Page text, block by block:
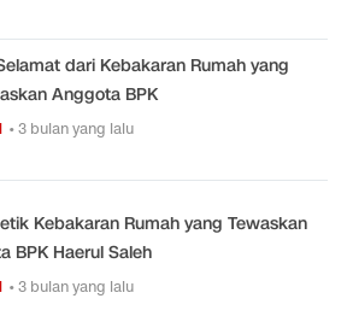
dari Kebakaran Rumah yang
Anggota BPK
• 3 bulan yang lalu
Kebakaran Rumah yang Tewaskan
BPK Haerul Saleh
• 3 bulan yang lalu